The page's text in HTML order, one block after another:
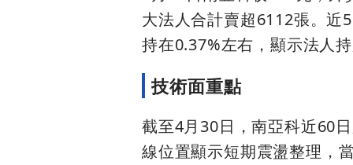
大法人合計賣超6112張。近
持在0.37%左右，顯示法人
技術面重點
截至4月30日，南亞科近60
線位置顯示短期震盪整理，